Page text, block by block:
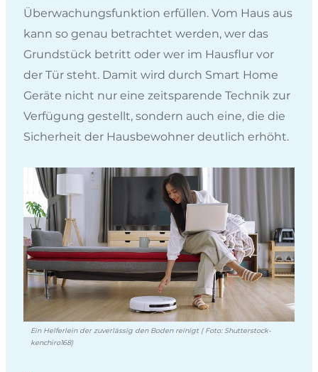
Überwachungsfunktion erfüllen. Vom Haus aus
kann so genau betrachtet werden, wer das
Grundstück betritt oder wer im Hausflur vor
der Tür steht. Damit wird durch Smart Home
Geräte nicht nur eine zeitsparende Technik zur
Verfügung gestellt, sondern auch eine, die die
Sicherheit der Hausbewohner deutlich erhöht.
Ein Helferlein der zuverlässig den Boden reinigt ( Foto: Shutterstock-
kenchiro168)